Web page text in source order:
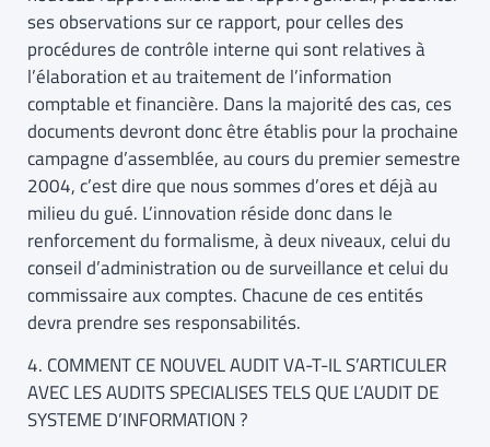
ses observations sur ce rapport, pour celles des
procédures de contrôle interne qui sont relatives à
l’élaboration et au traitement de l’information
comptable et financière. Dans la majorité des cas, ces
documents devront donc être établis pour la prochaine
campagne d’assemblée, au cours du premier semestre
2004, c’est dire que nous sommes d’ores et déjà au
milieu du gué. L’innovation réside donc dans le
renforcement du formalisme, à deux niveaux, celui du
conseil d’administration ou de surveillance et celui du
commissaire aux comptes. Chacune de ces entités
devra prendre ses responsabilités.
4. COMMENT CE NOUVEL AUDIT VA-T-IL S’ARTICULER
AVEC LES AUDITS SPECIALISES TELS QUE L’AUDIT DE
SYSTEME D’INFORMATION ?